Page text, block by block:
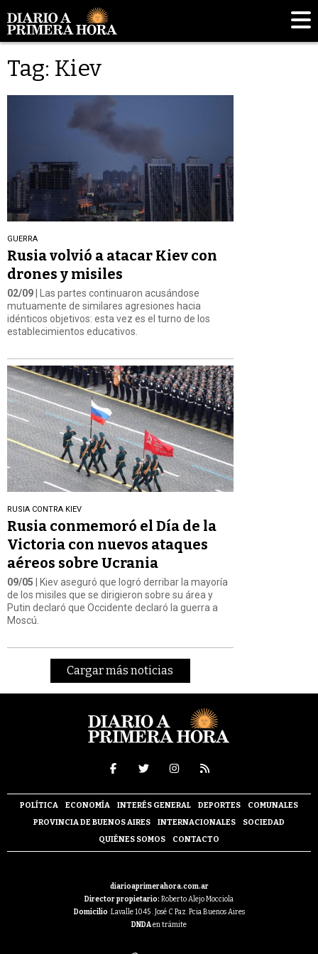
Tag: Kiev
GUERRA
Rusia volvió a atacar Kiev con
drones y misiles
02/09 | Las partes continuaron acusándose
mutuamente de similares agresiones hacia
idénticos objetivos: esta vez es el turno de los
establecimientos educativos.
RUSIA CONTRA KIEV
Rusia conmemoró el Día de la
Victoria con nuevos ataques
aéreos sobre Ucrania
09/05 | Kiev aseguró que logró derribar la mayoría
de los misiles que se dirigieron sobre su área y
Putin declaró que Occidente declaró la guerra a
Moscú.
Cargar más noticias
POLÍTICA ECONOMÍA INTERÉS GENERAL DEPORTES
COMUNALES
PROVINCIA DE BUENOS AIRES
INTERNACIONALES
SOCIEDAD
QUIÉNES SOMOS
CONTACTO
diarioaprimerahora.com.ar
Director propietario: Roberto Alejo Mocciola
Domicilio :Lavalle 1045 . José C Paz. Pcia Buenos Aires
DNDAen trámite